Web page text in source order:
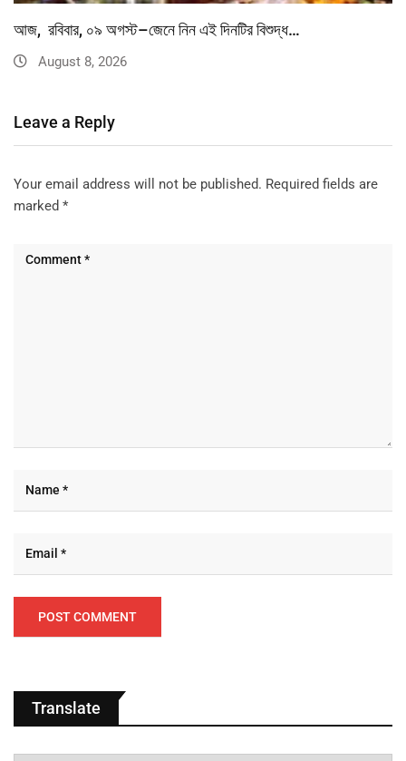
আজ, রবিবার, ০৯ অগস্ট–জেনে নিন এই দিনটির বিশুদ্ধ…
August 8, 2026
Leave a Reply
Your email address will not be published. Required fields are
marked *
Translate